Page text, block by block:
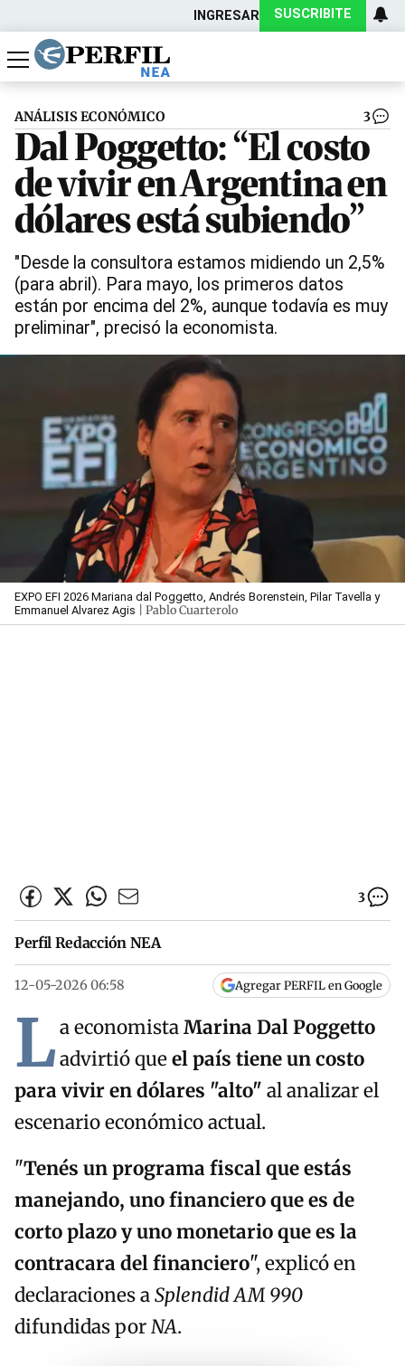
INGRESAR SUSCRIBITE
Política
Economía
Actualidad
ANÁLISIS ECONÓMICO 3
Dal Poggetto: “El costo
de vivir en Argentina en
dólares está subiendo”
"Desde la consultora estamos midiendo un 2,5%
(para abril). Para mayo, los primeros datos
están por encima del 2%, aunque todavía es muy
preliminar", precisó la economista.
EXPO EFI 2026 Mariana dal Poggetto, Andrés Borenstein, Pilar Tavella y
Emmanuel Alvarez Agis | Pablo Cuarterolo
3
Perfil Redacción NEA
12-05-2026 06:58 Agregar PERFIL en Google
La economistaMarina Dal Poggetto
advirtió queel país tiene un costo
para vivir en dólares "alto" al analizar el
escenario económico actual.
"Tenés un programa fiscal que estás
manejando, uno financiero que es de
corto plazo y uno monetario que es la
contracara del financiero", explicó en
declaraciones aSplendid AM 990
difundidas porNA.